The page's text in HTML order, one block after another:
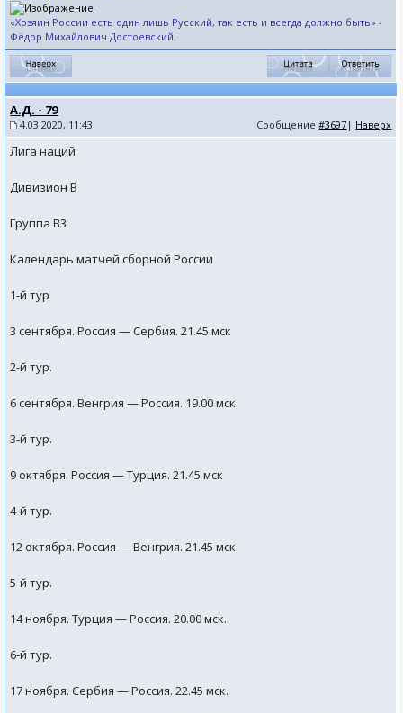
«Хозяин России есть один лишь Русский, так есть и всегда должно быть» -
Фёдор Михайлович Достоевский.
А.Д. - 79
4.03.2020, 11:43 Сообщение#3697 | Наверх
Лига наций
Дивизион В
Группа B3
Календарь матчей сборной России
1-й тур
3 сентября. Россия — Сербия. 21.45 мск
2-й тур.
6 сентября. Венгрия — Россия. 19.00 мск
3-й тур.
9 октября. Россия — Турция. 21.45 мск
4-й тур.
12 октября. Россия — Венгрия. 21.45 мск
5-й тур.
14 ноября. Турция — Россия. 20.00 мск.
6-й тур.
17 ноября. Сербия — Россия. 22.45 мск.